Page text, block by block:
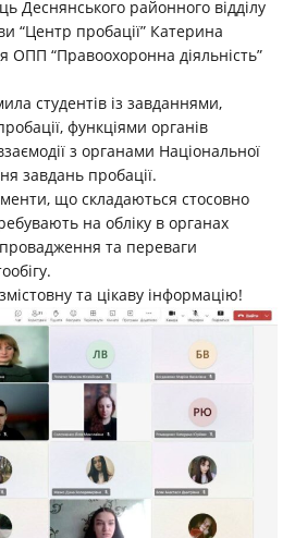
Деснянського районного відділу
“Центр пробації” Катерина
“Правоохоронна діяльність”
студентів із завданнями,
функціями органів
з органами Національної
завдань пробації.
що складаються стосовно
на обліку в органах
та переваги
та цікаву інформацію!